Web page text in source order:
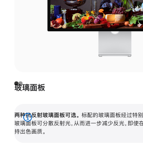
玻璃面板
两种抗反射玻璃面板可选。 标配的玻璃面板经过特
玻璃面板可分散反射光，从而进一步减少反光，即使
持出色画质。
展
开